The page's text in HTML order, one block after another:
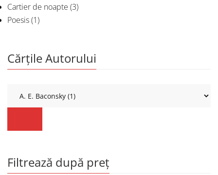
Cartier de noapte (3)
Poesis(1)
Cărțile Autorului
Filtrează după preț